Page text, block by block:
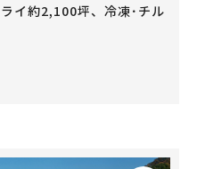
イ約2,100坪、冷凍･チル